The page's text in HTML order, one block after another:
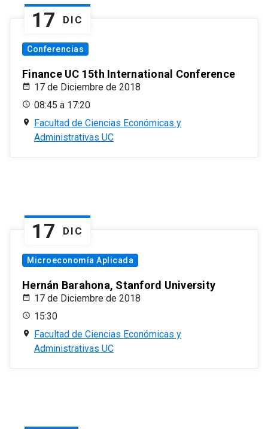
17 DIC
Conferencias
Finance UC 15th International Conference
17 de Diciembre de 2018
08:45 a 17:20
Facultad de Ciencias Económicas y
Administrativas UC
17 DIC
Microeconomía Aplicada
Hernán Barahona, Stanford University
17 de Diciembre de 2018
15:30
Facultad de Ciencias Económicas y
Administrativas UC